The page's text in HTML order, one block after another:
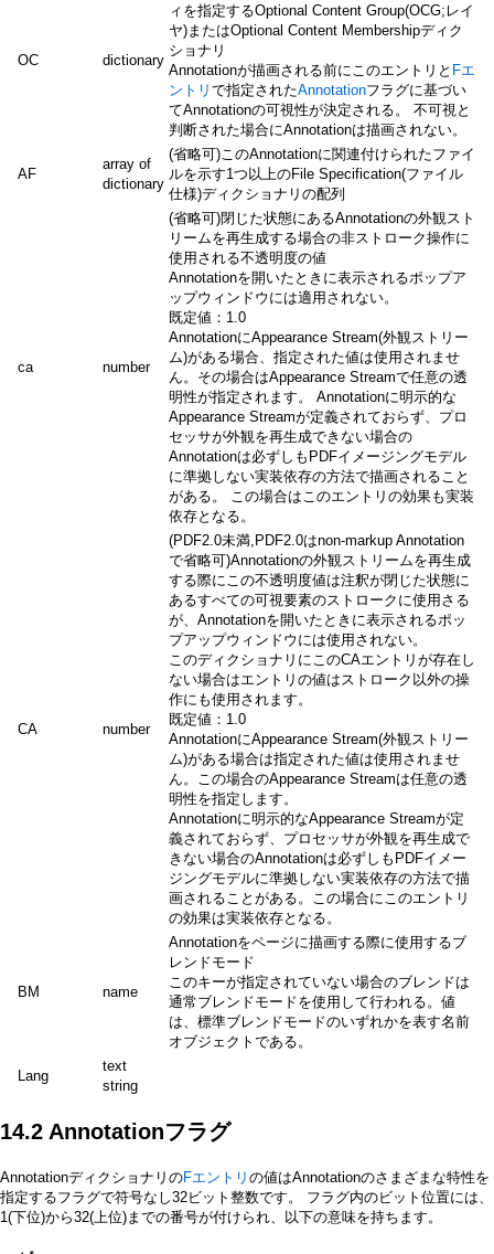
OC dictionary
ィを指定するOptional Content Group(OCG;レイ
ヤ)またはOptional Content Membershipディク
ショナリ
Annotationが描画される前にこのエントリと Fエ
ントリ で指定されたAnnotationフラグに基づい
てAnnotationの可視性が決定される。 不可視と
判断された場合にAnnotationは描画されない。
AF
array of
dictionary
(省略可)このAnnotationに関連付けられたファイ
ルを示す1つ以上のFile Specification(ファイル
仕様)ディクショナリの配列
ca number
(省略可)閉じた状態にあるAnnotationの外観スト
リームを再生成する場合の非ストローク操作に
使用される不透明度の値
Annotationを開いたときに表示されるポップア
ップウィンドウには適用されない。
既定値：1.0
AnnotationにAppearance Stream(外観ストリー
ム)がある場合、指定された値は使用されませ
ん。その場合はAppearance Streamで任意の透
明性が指定されます。 Annotationに明示的な
Appearance Streamが定義されておらず、プロ
セッサが外観を再生成できない場合の
Annotationは必ずしもPDFイメージングモデル
に準拠しない実装依存の方法で描画されること
がある。 この場合はこのエントリの効果も実装
依存となる。
CA number
(PDF2.0未満,PDF2.0はnon-markup Annotation
で省略可)Annotationの外観ストリームを再生成
する際にこの不透明度値は注釈が閉じた状態に
あるすべての可視要素のストロークに使用さる
が、Annotationを開いたときに表示されるポッ
プアップウィンドウには使用されない。
このディクショナリにこのCAエントリが存在し
ない場合はエントリの値はストローク以外の操
作にも使用されます。
既定値：1.0
AnnotationにAppearance Stream(外観ストリー
ム)がある場合は指定された値は使用されませ
ん。この場合のAppearance Streamは任意の透
明性を指定します。
Annotationに明示的なAppearance Streamが定
義されておらず、プロセッサが外観を再生成で
きない場合のAnnotationは必ずしもPDFイメー
ジングモデルに準拠しない実装依存の方法で描
画されることがある。この場合にこのエントリ
の効果は実装依存となる。
BM name
Annotationをページに描画する際に使用するブ
レンドモード
このキーが指定されていない場合のブレンドは
通常ブレンドモードを使用して行われる。値
は、標準ブレンドモードのいずれかを表す名前
オブジェクトである。
Lang
text
string
14.2 Annotationフラグ
AnnotationディクショナリのFエントリ の値はAnnotationのさまざまな特性を
指定するフラグで符号なし32ビット整数です。 フラグ内のビット位置には、
1(下位)から32(上位)までの番号が付けられ、以下の意味を持ちます。